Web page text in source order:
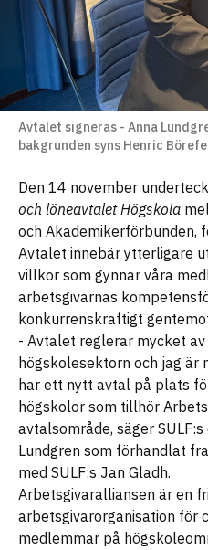
Avtalet signeras - Anna
bakgrunden syns Henric
Den 14 november
och löneavtalet Högskola
och Akademikerförbunden,
Avtalet innebär ytterligare
villkor som gynnar våra
arbetsgivarnas
konkurrenskraftigt
- Avtalet reglerar mycket
högskolesektorn och jag är
har ett nytt avtal på plats
högskolor som tillhör
avtalsområde, säger
Lundgren som förhandlat
med SULF:s Jan Gladh.
Arbetsgivaralliansen är en
arbetsgivarorganisation för
medlemmar på